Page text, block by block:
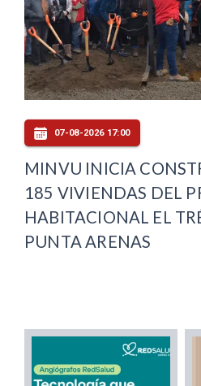
07-08-2026 17:00
MINVU INICIA
185 VIVIENDAS DEL
HABITACIONAL EL
PUNTA ARENAS